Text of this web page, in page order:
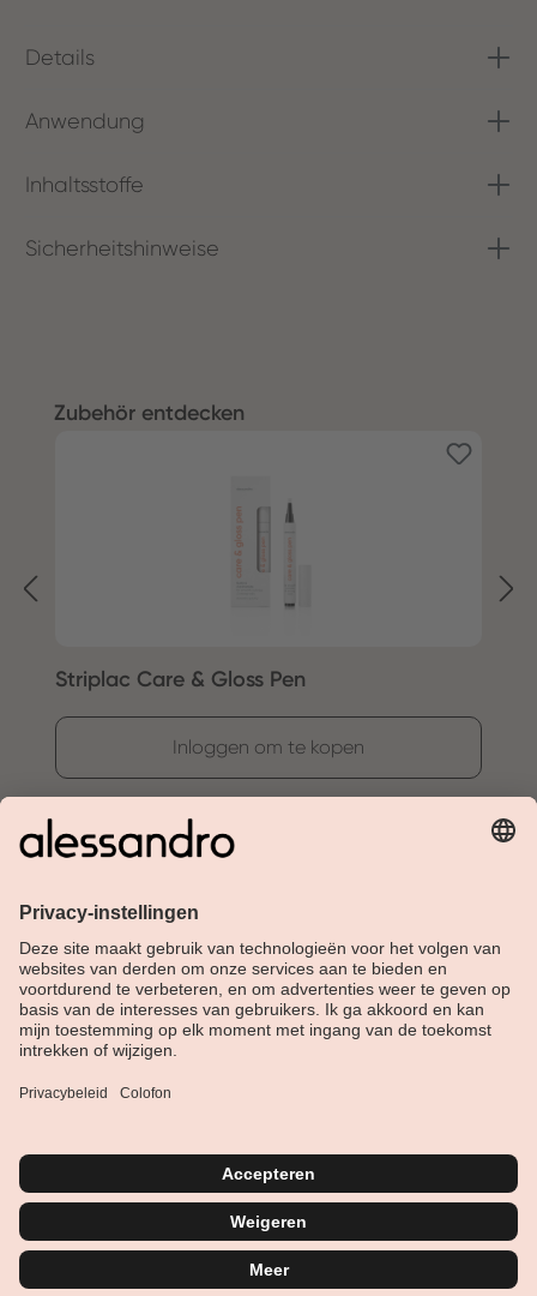
Details
Anwendung
Inhaltsstoffe
Sicherheitshinweise
Productgalerij overslaan
Zubehör entdecken
Striplac Care & Gloss Pen
Inloggen om te kopen
Over Alessandro
Shop
Nederlands